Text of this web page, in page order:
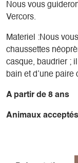
Nous vous
Vercors.
Materiel :Nous
chaussettes
casque, baudrier ;
bain et d’une
A partir de 8 ans
Animaux acceptés